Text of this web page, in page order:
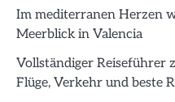
Im mediterranen Herzen
Meerblick in Valencia
Vollständiger Reiseführer
Flüge, Verkehr und beste